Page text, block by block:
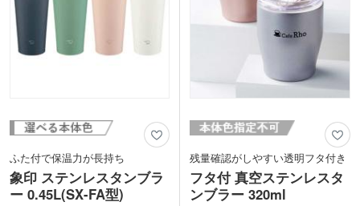
ふた付で保温力が長持ち
象印 ステンレスタンブラ
ー 0.45L(SX-FA型)
残量確認がしやすい透明フタ付き
フタ付 真空ステンレスタ
ンブラー 320ml